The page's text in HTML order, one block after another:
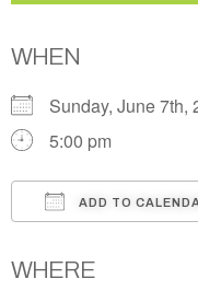
WHEN
Sunday, June 7th,
5:00 pm
ADD TO
WHERE